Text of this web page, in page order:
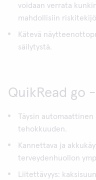
voidaan verrata
mahdollisiin
Kätevä
säilytystä.
QuikRead go
Täysin
tehokkuuden.
Kannettava ja
terveydenhuollon
Liitettävyys: